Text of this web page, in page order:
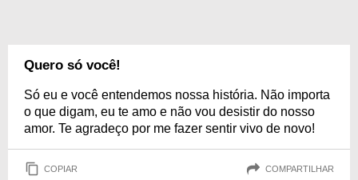
Quero só você!
Só eu e você entendemos nossa história. Não importa
o que digam, eu te amo e não vou desistir do nosso
amor. Te agradeço por me fazer sentir vivo de novo!
COPIAR COMPARTILHAR